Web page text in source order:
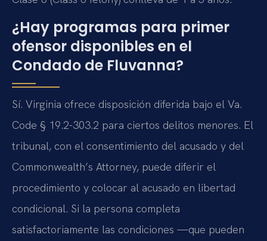
¿Hay programas para primer
ofensor disponibles en el
Condado de Fluvanna?
Sí. Virginia ofrece disposición diferida bajo el Va.
Code § 19.2-303.2 para ciertos delitos menores. El
tribunal, con el consentimiento del acusado y del
Commonwealth’s Attorney, puede diferir el
procedimiento y colocar al acusado en libertad
condicional. Si la persona completa
satisfactoriamente las condiciones —que pueden